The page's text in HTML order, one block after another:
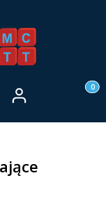
Zaloguj się